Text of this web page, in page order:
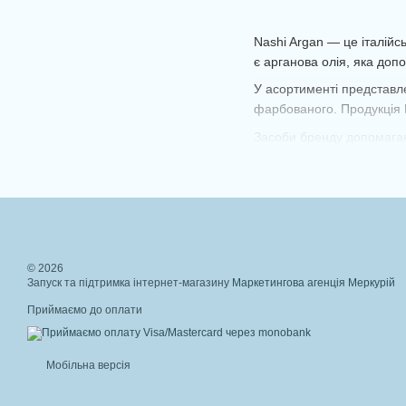
Nashi Argan — це
є арганова олія, яка
У асортименті
фарбованого. Продукція
© 2026
Запуск та підтримка інтернет-магазину Маркетингова агенція Меркурій
Приймаємо до оплати
Мобільна версія